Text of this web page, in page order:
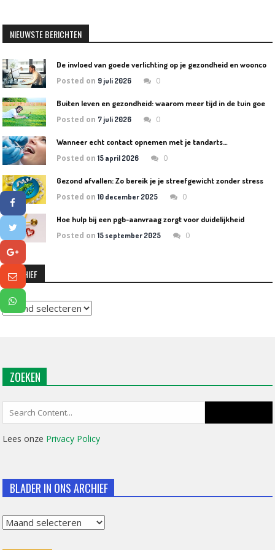
NIEUWSTE BERICHTEN
Posted on 9 juli 2026 0
Posted on 7 juli 2026 0
Wanneer echt contact opnemen met je tandarts…
Posted on15 april 2026 0
Gezond afvallen: Zo bereik je je streefgewicht zonder stress
Posted on10 december 2025 0
Hoe hulp bij een pgb-aanvraag zorgt voor duidelijkheid
Posted on15 september 2025 0
ARCHIEF
Archief
ZOEKEN
Lees onze Privacy Policy
BLADER IN ONS ARCHIEF
Blader